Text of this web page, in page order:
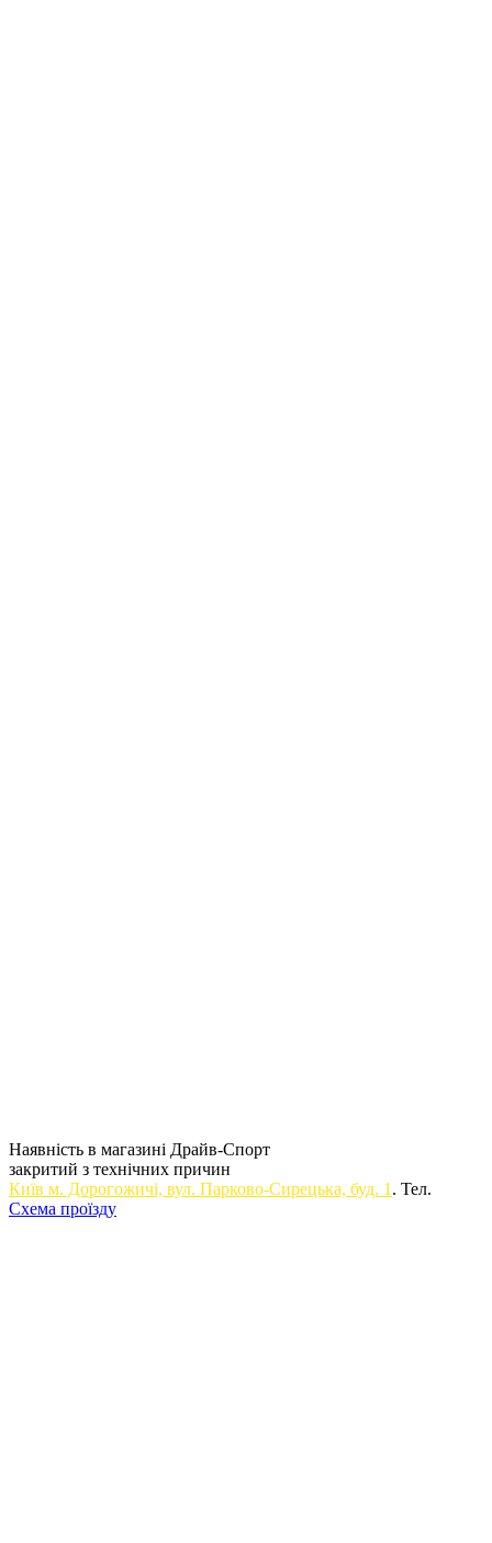
Наявність в магазині Драйв-Спорт
закритий з технічних причин
Київ м. Дорогожичi, вул. Парково-Сирецька, буд. 1 . Тел.
Схема проїзду